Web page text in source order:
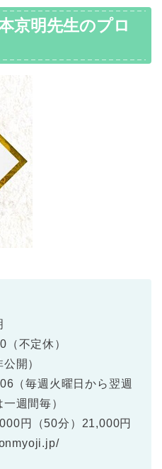
京明先生のプロ
不定休）
開）
（毎週火曜日から翌週
週間毎）
円（50分）21,000円